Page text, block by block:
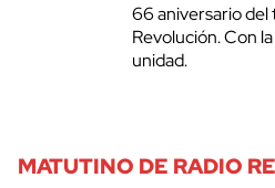
66 aniversario del
Revolución. Con
unidad.
MATUTINO DE RADIO